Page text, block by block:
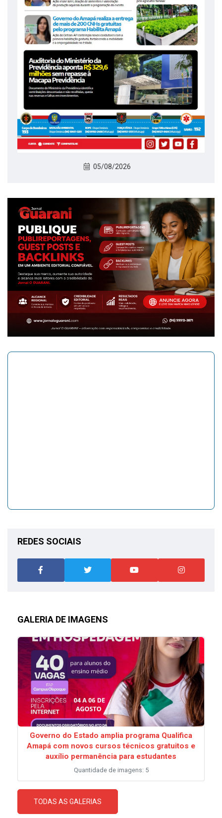
05/08/2026
REDES SOCIAIS
GALERIA DE IMAGENS
Governo do Estado amplia programa Qualifica
Amapá com novos cursos técnicos gratuitos e
auxílio permanência para estudantes
Quantidade de imagens: 5
TODAS AS GALERIAS